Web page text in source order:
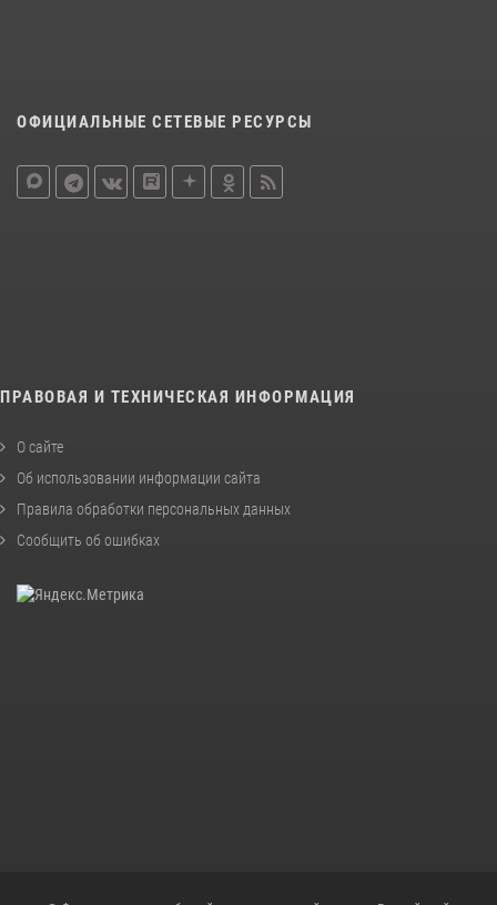
ОФИЦИАЛЬНЫЕ СЕТЕВЫЕ РЕСУРСЫ
ПРАВОВАЯ И ТЕХНИЧЕСКАЯ ИНФОРМАЦИЯ
О сайте
Об использовании информации сайта
Правила обработки персональных данных
Сообщить об ошибках